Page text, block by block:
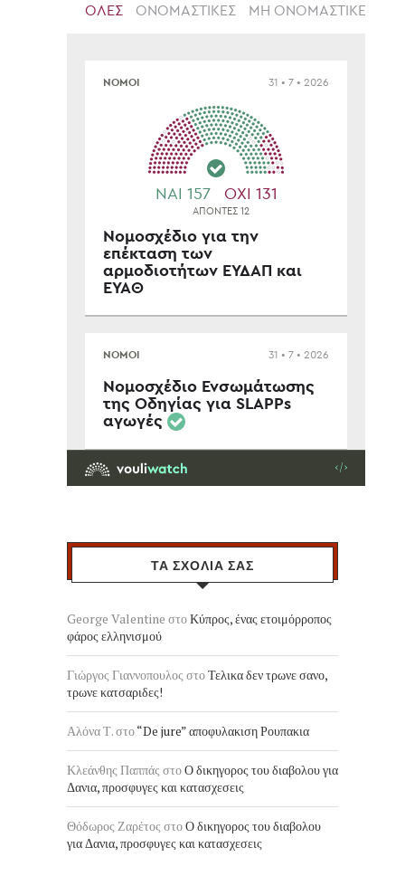
ΤΑ ΣΧΟΛΙΑ ΣΑΣ
George Valentine στοΚύπρος, ένας ετοιμόρροπος
φάρος ελληνισμού
Γιώργος Γιαννοπουλος στοΤελικα δεν τρωνε σανο,
τρωνε κατσαριδες!
Αλόνα Τ.στο“De jure” αποφυλακιση Ρουπακια
Κλεάνθης Παππάς στοΟ δικηγορος του διαβολου για
Δανια, προσφυγες και κατασχεσεις
Θόδωρος Ζαρέτος στοΟ δικηγορος του διαβολου
για Δανια, προσφυγες και κατασχεσεις